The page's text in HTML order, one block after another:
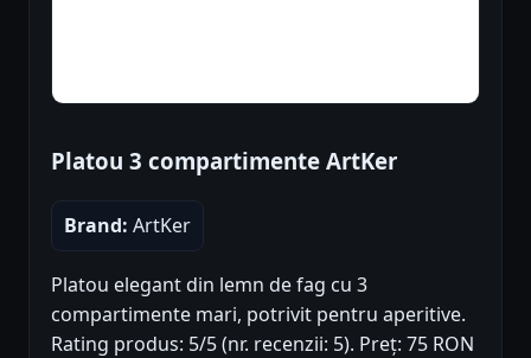
Platou 3 compartimente ArtKer
Brand: ArtKer
Platou elegant din lemn de fag cu 3
compartimente mari, potrivit pentru aperitive.
Rating produs: 5/5 (nr. recenzii: 5). Preț: 75 RON